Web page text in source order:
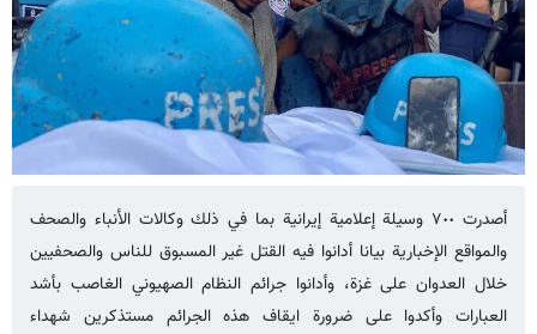
أصدرت ٧٠٠ وسيلة إعلامية إيرانية بما في ذلك وكالات الأنباء والصحف
والمواقع الإخبارية بيانا أدانوا فيه القتل غير المسبوق للناس والصحفيين
خلال العدوان على غزة، وأدانوا جرائم النظام الصهيوني الغاصب بأشد
العبارات وأكدوا على ضرورة ايقاف هذه الجرائم مستذكرين شهداء